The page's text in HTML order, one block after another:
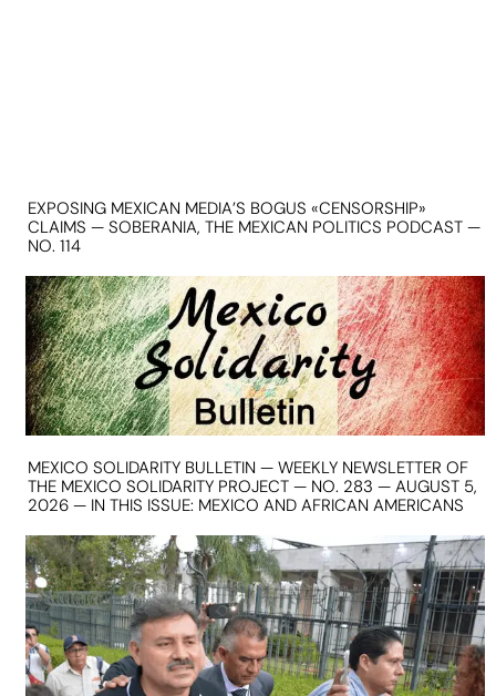
EXPOSING MEXICAN MEDIA’S BOGUS «CENSORSHIP»
CLAIMS — SOBERANIA, THE MEXICAN POLITICS PODCAST —
NO. 114
MEXICO SOLIDARITY BULLETIN — WEEKLY NEWSLETTER OF
THE MEXICO SOLIDARITY PROJECT — NO. 283 — AUGUST 5,
2026 — IN THIS ISSUE: MEXICO AND AFRICAN AMERICANS